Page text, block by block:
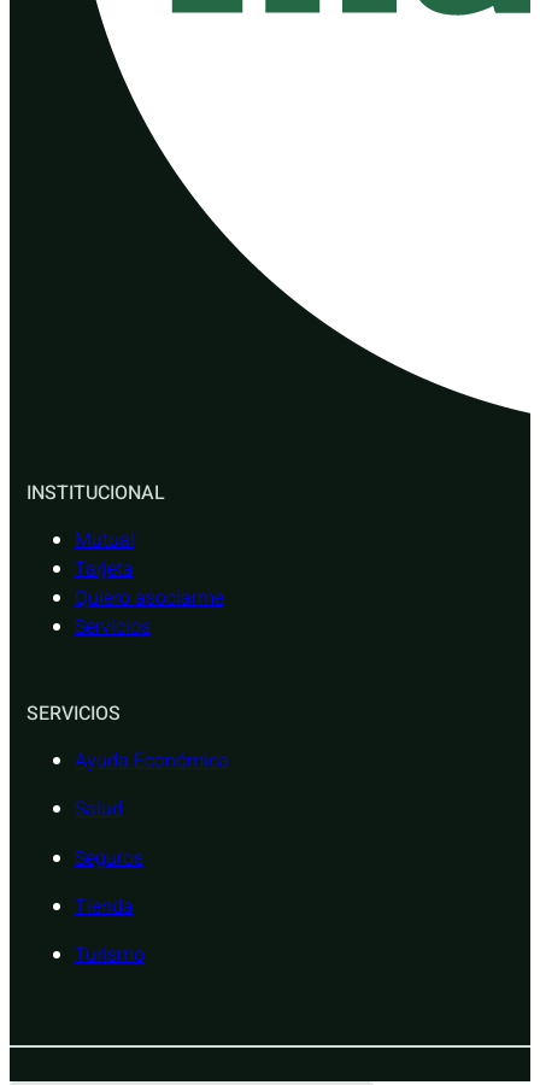
INSTITUCIONAL
Mutual
Tarjeta
Quiero asociarme
Servicios
SERVICIOS
Ayuda Económica
Salud
Seguros
Tienda
Turismo